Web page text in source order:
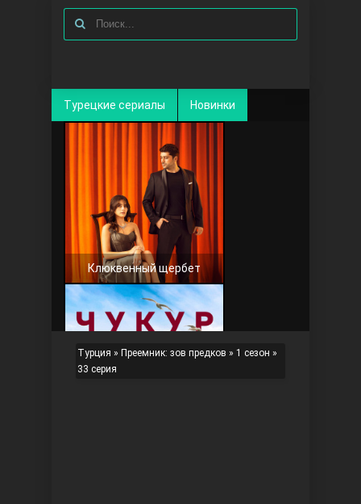
Турецкие сериалы Новинки
Клюквенный щербет
Турция » Преемник: зов предков » 1 сезон »
33 серия